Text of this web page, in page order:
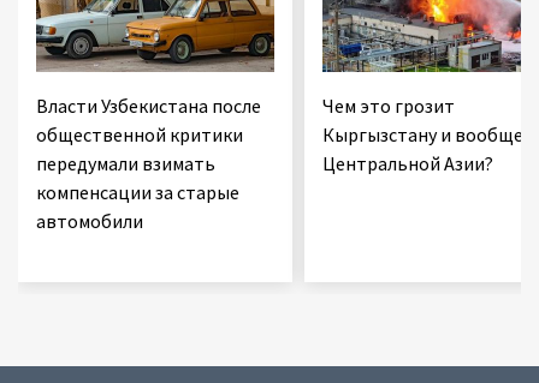
Власти Узбекистана после
общественной критики
передумали взимать
компенсации за старые
автомобили
Чем это грозит
Кыргызстану и вообще
Центральной Азии?